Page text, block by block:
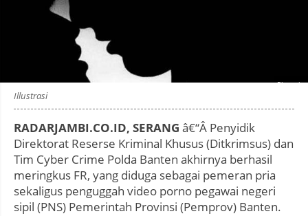
Photo by
Illustrasi
RADARJAMBI.CO.ID, SERANG â€“Â Penyidik
Direktorat Reserse Kriminal Khusus (Ditkrimsus) dan
Tim Cyber Crime Polda Banten akhirnya berhasil
meringkus FR, yang diduga sebagai pemeran pria
sekaligus penguggah video porno pegawai negeri
sipil (PNS) Pemerintah Provinsi (Pemprov) Banten.